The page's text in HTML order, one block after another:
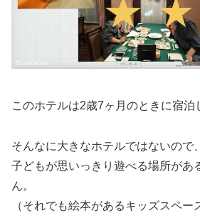
このホテルは2歳7ヶ月のときに宿泊
そんなに大きなホテルではないので
子どもが思いっきり遊べる場所があ
ん。
（それでも絵本があるキッズスペ